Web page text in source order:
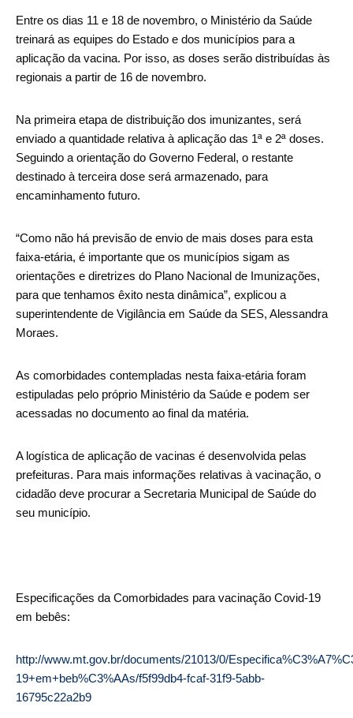
Entre os dias 11 e 18 de novembro, o Ministério da Saúde
treinará as equipes do Estado e dos municípios para a
aplicação da vacina. Por isso, as doses serão distribuídas às
regionais a partir de 16 de novembro.
Na primeira etapa de distribuição dos imunizantes, será
enviado a quantidade relativa à aplicação das 1ª e 2ª doses.
Seguindo a orientação do Governo Federal, o restante
destinado à terceira dose será armazenado, para
encaminhamento futuro.
“Como não há previsão de envio de mais doses para esta
faixa-etária, é importante que os municípios sigam as
orientações e diretrizes do Plano Nacional de Imunizações,
para que tenhamos êxito nesta dinâmica”, explicou a
superintendente de Vigilância em Saúde da SES, Alessandra
Moraes.
As comorbidades contempladas nesta faixa-etária foram
estipuladas pelo próprio Ministério da Saúde e podem ser
acessadas no documento ao final da matéria.
A logística de aplicação de vacinas é desenvolvida pelas
prefeituras. Para mais informações relativas à vacinação, o
cidadão deve procurar a Secretaria Municipal de Saúde do
seu município.
Especificações da Comorbidades para vacinação Covid-19
em bebês:
http://www.mt.gov.br/documents/21013/0/
19+em+beb%C3%AAs/f5f99db4-fcaf-31f9-5abb-
16795c22a2b9